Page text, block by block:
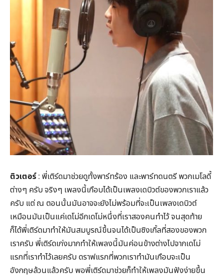
ติวเตอร์: พี่เติร์ดมาช่วยดูทั้งพาร์ทร้อง และพาร์ทดนตรี พวกเมโลดี้
ต่างๆ ครับ จริงๆ เพลงนี้เกือบได้เป็นเพลงเดบิวต์ของพวกเราแล้ว
ครับ แต่ ณ ตอนนั้นมันอาจจะยังไม่พร้อมที่จะเป็นเพลงเดบิวต์
เหมือนมันเป็นแค่เดโม่อีกเดโม่หนึ่งที่เราสองคนทำไว้ จนสุดท้าย
ก็ได้พี่เติร์ดมาทำให้มันสมบูรณ์ขึ้นจนได้เป็นซิงเกิ้ลที่สองของพวก
เราครับ พี่เติร์ดเก่งมากทำให้เพลงนี้มันค่อนข้างต่างไปจากเดโม่
แรกที่เราทำไว้เลยครับ ดราฟแรกที่พวกเราทำมันเกือบจะเป็น
อังกฤษล้วนแล้วครับ พอพี่เติร์ดมาช่วยก็ทำให้เพลงมันฟังง่ายขึ้น